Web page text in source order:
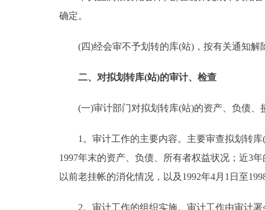
确定。
(四)经会审不予划转的库(站)，按有关通知解
二、对拟划转库(站)的审计、检查
(一)审计部门对拟划转库(站)的资产、负债、
1。审计工作的主要内容。主要审查拟划转库(
1997年末的资产、负债、所有者权益状况；近3
以前老挂帐的消化情况，以及1992年4月1日至
2。审计工作的组织实施。审计工作由审计署